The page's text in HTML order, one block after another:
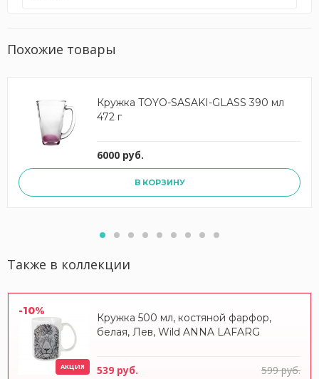
Похожие товары
Кружка TOYO-SASAKI-GLASS 390 мл
472 г
6000 руб.
В КОРЗИНУ
Также в коллекции
-10%
АКЦИЯ
Кружка 500 мл, костяной фарфор,
белая, Лев, Wild ANNA LAFARG
539 руб. 599 руб.